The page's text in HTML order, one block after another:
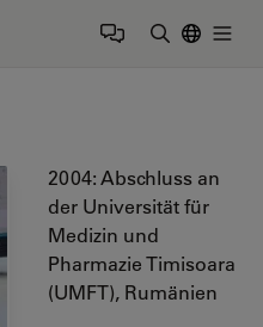
2004: Abschluss an
der Universität für
Medizin und
Pharmazie Timisoara
(UMFT), Rumänien